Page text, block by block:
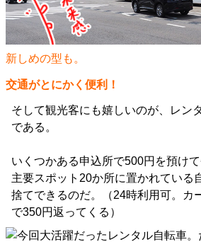
新しめの型も。
交通がとにかく便利！
そして観光客にも嬉しいのが、レン
である。
いくつかある申込所で500円を預け
主要スポット20か所に置かれている
捨てできるのだ。（24時利用可。カ
で350円返ってくる）